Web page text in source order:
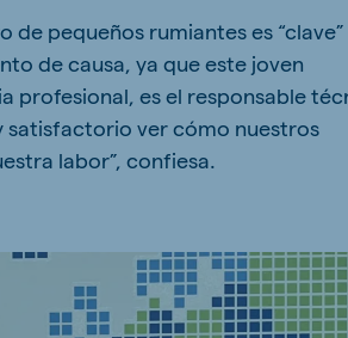
pequeños rumiantes es “clave”
de causa, ya que este joven
profesional, es el responsable
satisfactorio ver cómo nuestros
labor”, confiesa.
(Koudijs)